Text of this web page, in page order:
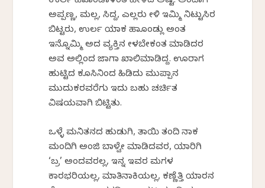
ಅಪ್ಪಣ್ಣ, ಮಲ್ಲ, ಸಿದ್ದ, ಎಲ್ಲರು ಕೇಳಿ ಇಮ್ಮಿ ನಿಟ್ಟುಸಿರ
ಬಿಟ್ಟರು, ಉರ್ಲ ಯಾಕ ಹಾಕೊಂಡ್ಲು ಅಂತ
ಇನ್ನೊಮ್ಮಿ ಅದ ವ್ಯಕ್ತಿನ ಕೇಳಬೇಕಂತ ಮಾಡಿದರ
ಅವ ಅಲ್ಲಿಂದ ಜಾಗಾ ಖಾಲಿಮಾಡಿದ್ದ. ಊರಾಗ
ಹುಟ್ಟಿದ ಕೂಸಿನಿಂದ ಹಿಡಿದು ಮುಪ್ಪಾನ
ಮುದುಕರವರೆಗು ಇದು ಬಹು ಚರ್ಚಿತ
ವಿಷಯವಾಗಿ ಬಿಟ್ಟಿತು.
ಒಳ್ಳೆ ಮನಿತನದ ಹುಡುಗಿ, ತಾಯಿ ತಂದಿ ನಾಕ
ಮಂದಿಗಿ ಅಂಜಿ ಬಾಳ್ವೇ ಮಾಡಿದವರ, ಯಾರಿಗಿ
‘ಬ್ರ’ ಅಂದವರಲ್ಲ, ಇನ್ನ ಇವರ ಮಗಳ
ಕಾರಭರಿಯಲ್ಲ, ಮಾತಿನಾಕಿಯಲ್ಲ, ಕಣ್ಣೆತ್ತಿ ಯಾರನ